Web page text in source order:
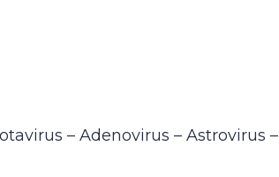
– Adenovirus – Astrovirus –